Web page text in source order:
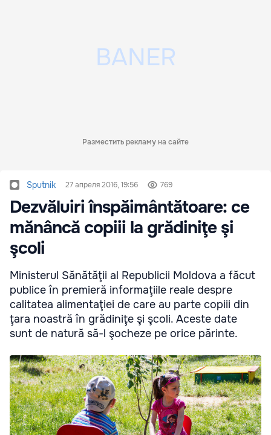
Разместить рекламу на сайте
Sputnik 27 апреля 2016, 19:56 769
Dezvăluiri înspăimântătoare: ce
mănâncă copiii la grădiniţe şi
şcoli
Ministerul Sănătăţii al Republicii Moldova a făcut
publice în premieră informaţiile reale despre
calitatea alimentaţiei de care au parte copiii din
ţara noastră în grădiniţe şi şcoli. Aceste date
sunt de natură să-l şocheze pe orice părinte.